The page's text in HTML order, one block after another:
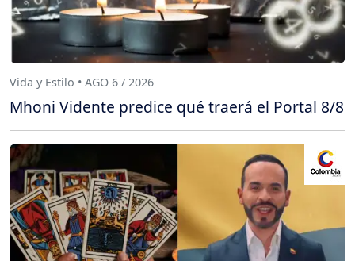
Vida y Estilo • AGO 6 / 2026
Mhoni Vidente predice qué traerá el Portal 8/8